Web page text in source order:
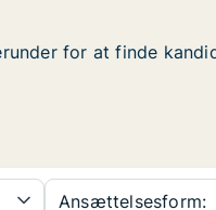
for at finde
Ansættelsesform: